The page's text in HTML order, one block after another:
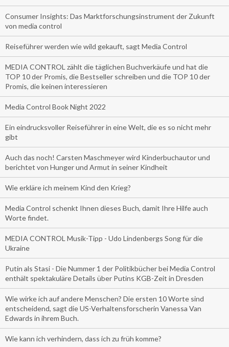
Consumer Insights: Das Marktforschungsinstrument der Zukunft
von media control
Reiseführer werden wie wild gekauft, sagt Media Control
MEDIA CONTROL zählt die täglichen Buchverkäufe und hat die
TOP 10 der Promis, die Bestseller schreiben und die TOP 10 der
Promis, die keinen interessieren
Media Control Book Night 2022
Ein eindrucksvoller Reiseführer in eine Welt, die es so nicht mehr
gibt
Auch das noch! Carsten Maschmeyer wird Kinderbuchautor und
berichtet von Hunger und Armut in seiner Kindheit
Wie erkläre ich meinem Kind den Krieg?
Media Control schenkt Ihnen dieses Buch, damit Ihre Hilfe auch
Worte findet.
MEDIA CONTROL Musik-Tipp - Udo Lindenbergs Song für die
Ukraine
Putin als Stasi - Die Nummer 1 der Politikbücher bei Media Control
enthält spektakuläre Details über Putins KGB-Zeit in Dresden
Wie wirke ich auf andere Menschen? Die ersten 10 Worte sind
entscheidend, sagt die US-Verhaltensforscherin Vanessa Van
Edwards in ihrem Buch.
Wie kann ich verhindern, dass ich zu früh komme?